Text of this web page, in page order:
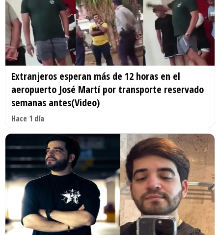
Extranjeros esperan más de 12 horas en el
aeropuerto José Martí por transporte reservado
semanas antes(Video)
Hace 1 día